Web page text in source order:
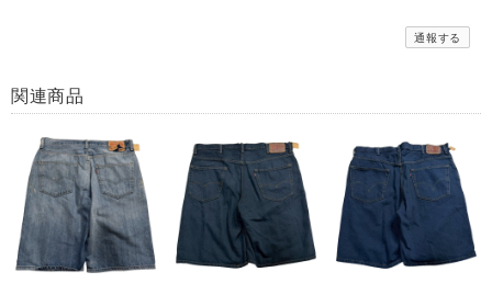
通報する
関連商品